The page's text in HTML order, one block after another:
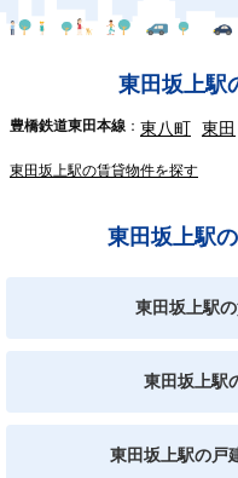
東田坂上駅
豊橋鉄道東田本線 東八町 東田
東田坂上駅の賃貸物件を探す
東田坂上駅
東田坂上駅
東田坂上駅
東田坂上駅の戸